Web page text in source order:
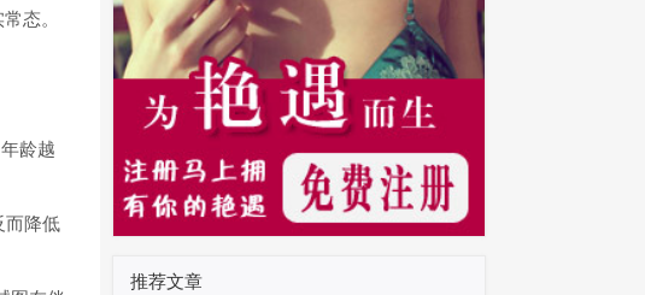
态。
龄越
而降低
推荐文章